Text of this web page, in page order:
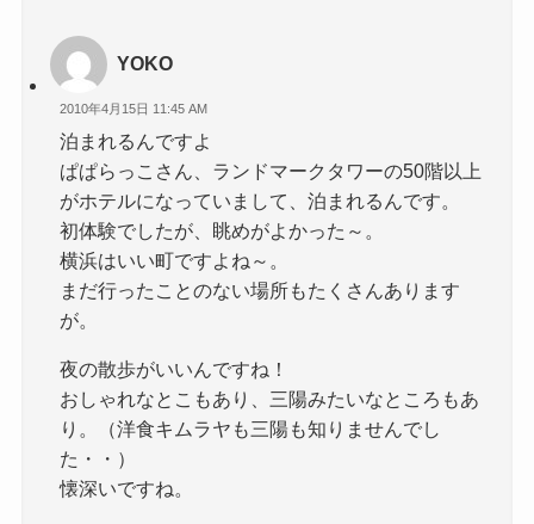
YOKO
2010年4月15日 11:45 AM
泊まれるんですよ
ぱぱらっこさん、ランドマークタワーの50階以上
がホテルになっていまして、泊まれるんです。
初体験でしたが、眺めがよかった～。
横浜はいい町ですよね～。
まだ行ったことのない場所もたくさんあります
が。
夜の散歩がいいんですね！
おしゃれなとこもあり、三陽みたいなところもあ
り。（洋食キムラヤも三陽も知りませんでし
た・・）
懐深いですね。